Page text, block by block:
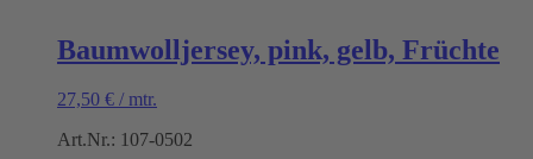
Baumwolljersey, pink, gelb, Früchte
27,50 € / mtr.
Art.Nr.: 107-0502